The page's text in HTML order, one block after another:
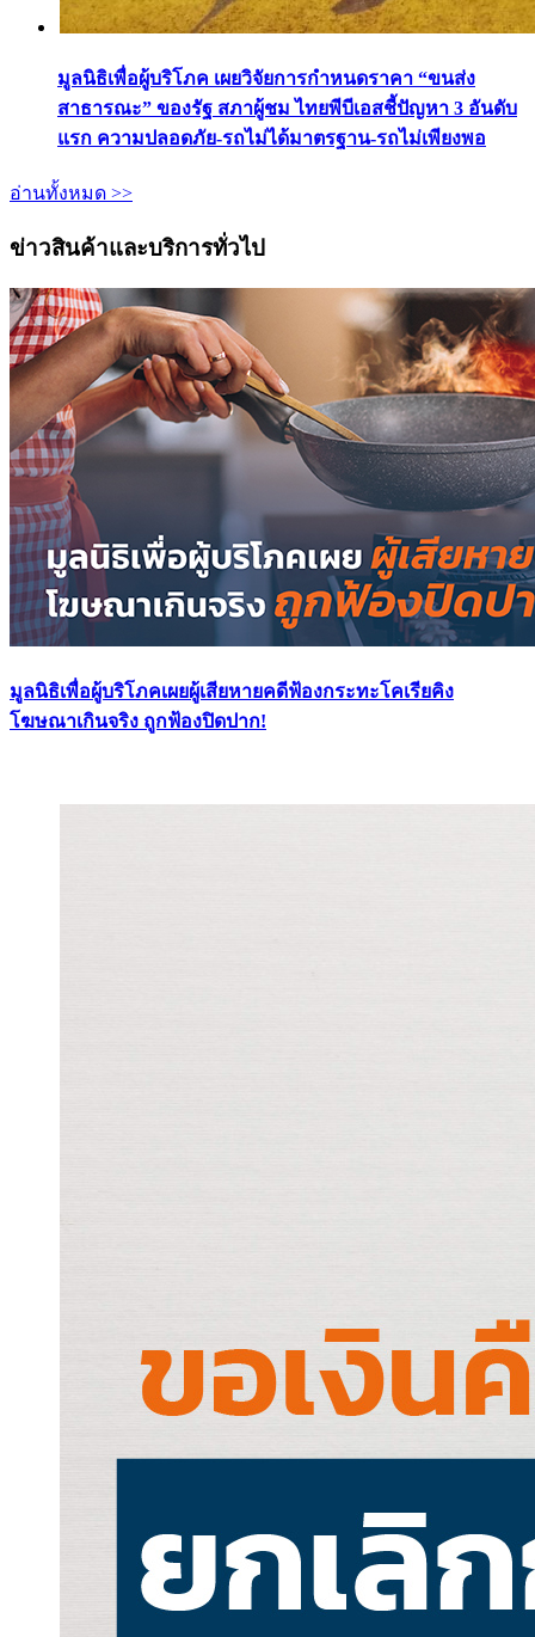
มูลนิธิเพื่อผู้บริโภค เผยวิจัยการกำหนดราคา “ขนส่ง
สาธารณะ” ของรัฐ สภาผู้ชม ไทยพีบีเอสชี้ปัญหา 3 อันดับ
แรก ความปลอดภัย-รถไม่ได้มาตรฐาน-รถไม่เพียงพอ
อ่านทั้งหมด >>
ข่าวสินค้าและบริการทั่วไป
มูลนิธิเพื่อผู้บริโภคเผยผู้เสียหายคดีฟ้องกระทะโคเรียคิง
โฆษณาเกินจริง ถูกฟ้องปิดปาก!